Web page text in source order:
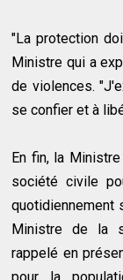
"La protection
Ministre qui a
de violences.
se confier et à
En fin, la
société civile
quotidiennement
Ministre de la
rappelé en